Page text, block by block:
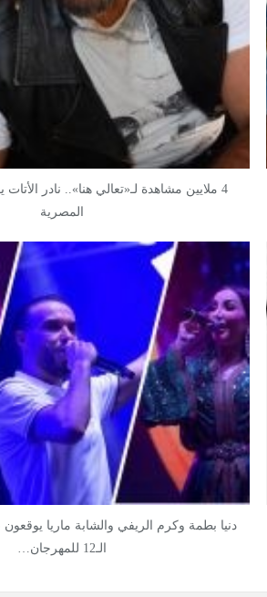
4 ملايين مشاهدة لـ«تعالي هنا».. نادر
المصرية
دنيا بطمة وكرم الريفي والشابة ماريا
الـ12 للمهرجان…